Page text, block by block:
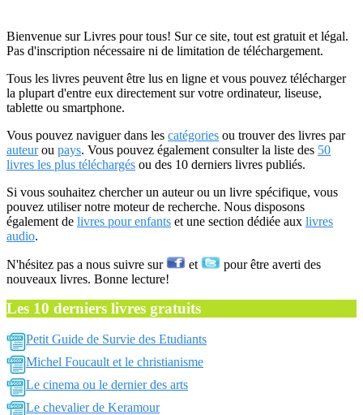
Bienvenue sur Livres pour tous! Sur ce site, tout est gratuit et légal.
Pas d'inscription nécessaire ni de limitation de téléchargement.
Tous les livres peuvent être lus en ligne et vous pouvez télécharger
la plupart d'entre eux directement sur votre ordinateur, liseuse,
tablette ou smartphone.
Vous pouvez naviguer dans les catégories ou trouver des livres par
auteurou pays. Vous pouvez également consulter la liste des 50
livres les plus téléchargés ou des 10 derniers livres publiés.
Si vous souhaitez chercher un auteur ou un livre spécifique, vous
pouvez utiliser notre moteur de recherche. Nous disposons
également de livres pour enfants et une section dédiée aux livres
audio.
N'hésitez pas a nous suivre sur et
pour être averti des
nouveaux livres. Bonne lecture!
Les 10 derniers livres gratuits
Petit Guide de Survie des Etudiants
Michel Foucault et le christianisme
Le cinema ou le dernier des arts
Le chevalier de Keramour